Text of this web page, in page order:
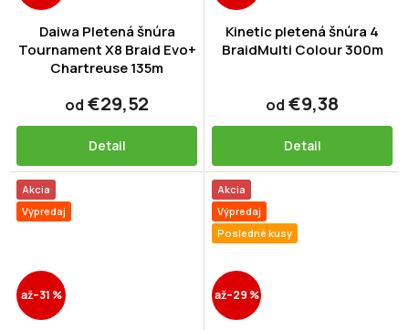
Daiwa Pletená šnúra
Tournament X8 Braid Evo+
Chartreuse 135m
od €29,52
Detail
Kinetic pletená šnúra 4
BraidMulti Colour 300m
od €9,38
Detail
Akcia
Výpredaj
až–31 %
Akcia
Výpredaj
Posledné kusy
až–29 %